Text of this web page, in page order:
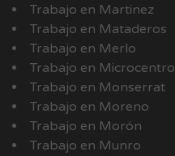
Trabajo en Martinez
Trabajo en Mataderos
Trabajo en Merlo
Trabajo en Microcentro
Trabajo en Monserrat
Trabajo en Moreno
Trabajo en Morón
Trabajo en Munro